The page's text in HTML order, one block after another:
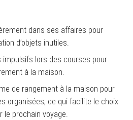
dans ses affaires pour
d’objets inutiles.
impulsifs lors des courses pour
à la maison.
de rangement à la maison pour
organisées, ce qui facilite le choix
le prochain voyage.